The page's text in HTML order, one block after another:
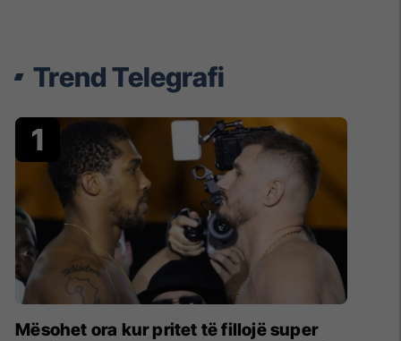
Trend Telegrafi
Mësohet ora kur pritet të fillojë super